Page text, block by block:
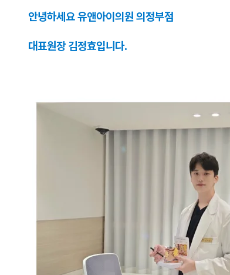
안녕하세요 유앤아이의원 의정부점
대표원장 김정효입니다.